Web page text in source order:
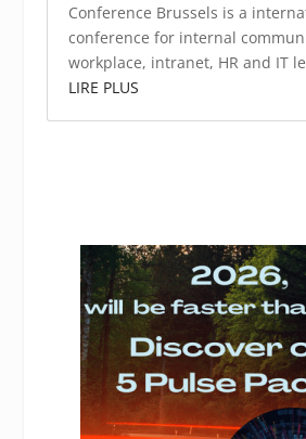
Conference Brussels is a
conference for internal
workplace, intranet, HR and IT
LIRE PLUS